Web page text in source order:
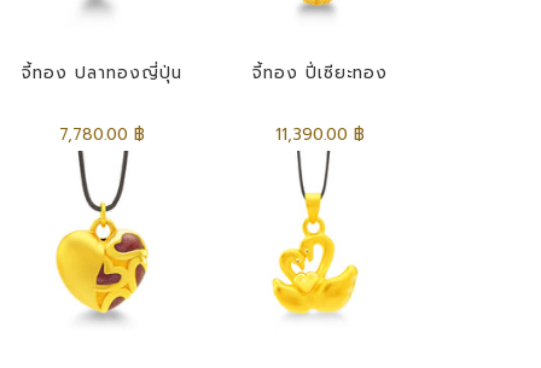
จี้ทอง ปลาทองญี่ปุ่น
7,780.00 ฿
จี้ทอง ปี่เซียะทอง
11,390.00 ฿